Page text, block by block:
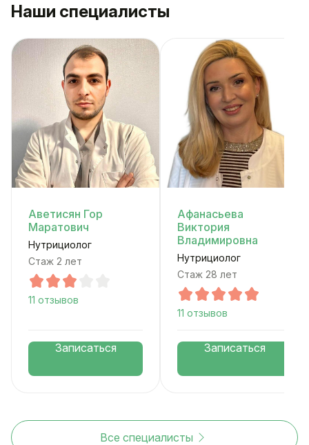
Наши специалисты
Аветисян Гор
Маратович
Нутрициолог
Стаж 2 лет
11 отзывов
Записаться
Афанасьева
Виктория
Владимировна
Нутрициолог
Стаж 28 лет
11 отзывов
Записаться
Все специалисты